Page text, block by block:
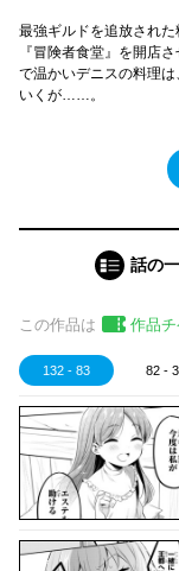
最強ギルドを追放され
『冒険者食堂』を開店
で温かいデニスの料理
いくが……。
話の
この作品は 作品チ
132 - 83 82 -